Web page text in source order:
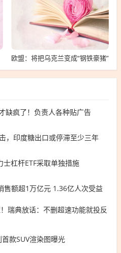
欧盟：将把乌克兰变成“钢铁豪猪”
缺疯了！负责人各种贴广告
，印度糖出口或停滞至少三年
杠杆ETF采取单独措施
售额超1万亿元 1.36亿人次受益
瑞典放话：不删超速功能就投反
款SUV渲染图曝光